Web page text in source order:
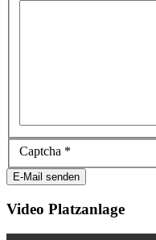
Captcha *
E-Mail senden
Video Platzanlage